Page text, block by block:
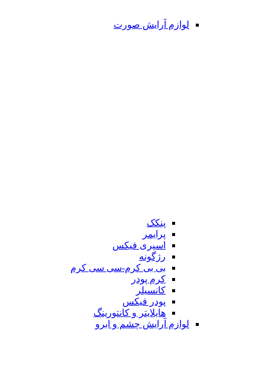
لوازم آرایش صورت
پنکک
پرایمر
اسپری فیکس
رژگونه
بی بی کرم-سی سی کرم
کرم پودر
کانسیلر
پودر فیکس
هایلایتر و کانتورینگ
لوازم آرایش چشم و ابرو